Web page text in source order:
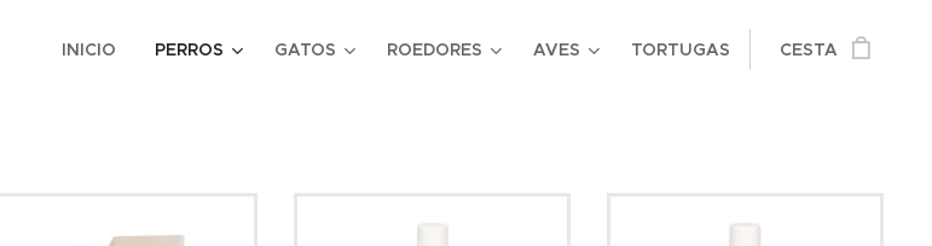
INICIO PERROS GATOS ROEDORES AVES TORTUGAS CESTA